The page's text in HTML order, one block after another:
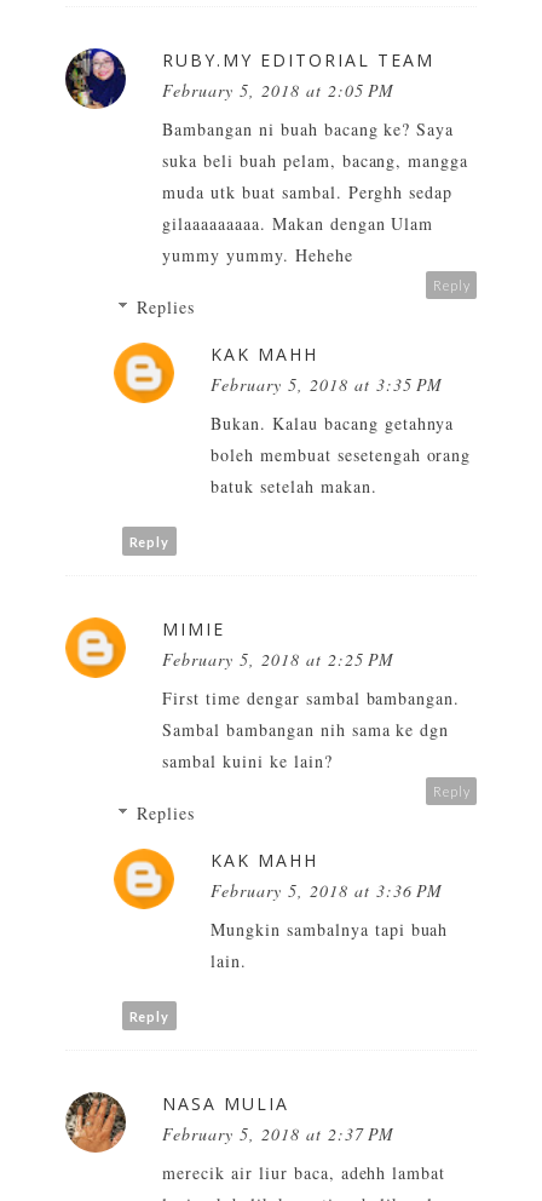
RUBY.MY EDITORIAL TEAM
February 5, 2018 at 2:05 PM
Bambangan ni buah bacang ke? Saya
suka beli buah pelam, bacang, mangga
muda utk buat sambal. Perghh sedap
gilaaaaaaaaa. Makan dengan Ulam
yummy yummy. Hehehe
Reply
Replies
KAK MAHH
February 5, 2018 at 3:35 PM
Bukan. Kalau bacang getahnya
boleh membuat sesetengah orang
batuk setelah makan.
Reply
MIMIE
February 5, 2018 at 2:25 PM
First time dengar sambal bambangan.
Sambal bambangan nih sama ke dgn
sambal kuini ke lain?
Reply
Replies
KAK MAHH
February 5, 2018 at 3:36 PM
Mungkin sambalnya tapi buah
lain.
Reply
NASA MULIA
February 5, 2018 at 2:37 PM
merecik air liur baca, adehh lambat